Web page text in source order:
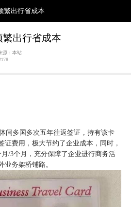
繁出行省成本
出行省成本
源：本站
间多国多次五年往返签证，持有该卡
证费用，极大节约了企业成本，同时，
/3个月，充分保障了企业进行商务活
业务架桥铺路。